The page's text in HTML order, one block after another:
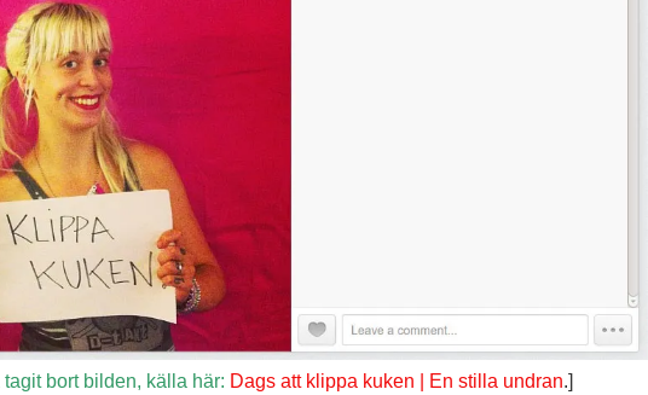
bort bilden, källa här: Dags att klippa kuken | En stilla undran.]